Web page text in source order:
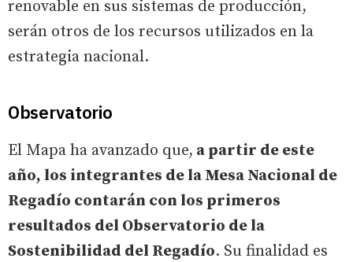
renovable en sus sistemas de producción,
serán otros de los recursos utilizados en la
estrategia nacional.
Observatorio
El Mapa ha avanzado que, a partir de este
año, los integrantes de la Mesa Nacional de
Regadío contarán con los primeros
resultados del Observatorio de la
Sostenibilidad del Regadío. Su finalidad es